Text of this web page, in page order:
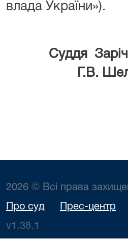
влада України»).
Суддя
Г.В.
2026 © Всі права
Про суд Прес-центр
v1.38.1